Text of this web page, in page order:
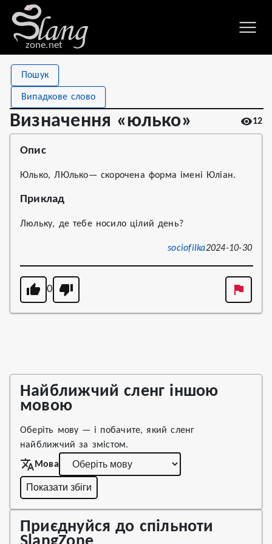
zone.net
Пошук
Випадкове слово
Визначення «юлько» 12
Визначення «юлько»
Stat
Views
Definitions 1
Опис
Юлько, ЛЮлько— скорочена форма імені Юліан.
Приклад
Люльку, де тебе носило цілий день?
sociofilka2024-10-30
0
Найближчий сленг іншою
мовою
Оберіть мову — і побачите, який сленг
найближчий за змістом.
Мова
Показати збіги
Приєднуйся до спільноти